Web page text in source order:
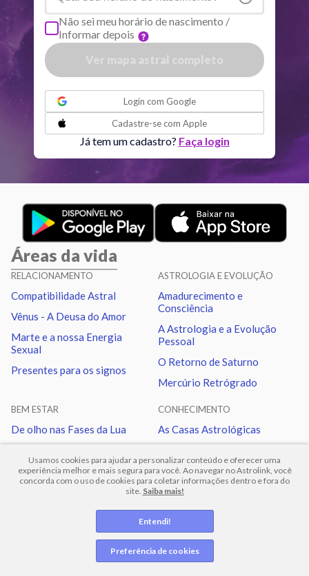
Usamos cookies para ajudar a personalizar conteúdo e oferecer uma
experiência melhor e mais segura para você. Ao navegar no Astrolink, você
concorda com o uso de cookies para coletar informações dentro e fora do
site. Saiba mais!
Entendi!
Preferência de cookies
Quiron
Lilith Sag 25
Nodo norte
Aspectos ativos Orbe
Conjunção Júpiter 6.11
Sol Trígono
Lua Mercúrio
Lua Trígono Vênus
Nodo norte
Marte Trígono Nodo norte
Urano Sextil Netuno 1.01
Trígono Plutão
Sextil Plutão
Não sei meu horário de nascimento /
Informar depois
Login com Google
Cadastre-se com Apple
Já tem um cadastro? Faça login
Áreas da vida
RELACIONAMENTO
Compatibilidade Astral
Vênus - A Deusa do Amor
Marte e a nossa Energia
Sexual
Presentes para os signos
ASTROLOGIA E EVOLUÇÃO
Amadurecimento e
Consciência
A Astrologia e a Evolução
Pessoal
O Retorno de Saturno
Mercúrio Retrógrado
BEM ESTAR
De olho nas Fases da Lua
Cuidando da Ansiedade
CONHECIMENTO
As Casas Astrológicas
Astrológicas
Os 4 Elementos
Horóscopo
Blog
Termos de uso| Politica de privacidade